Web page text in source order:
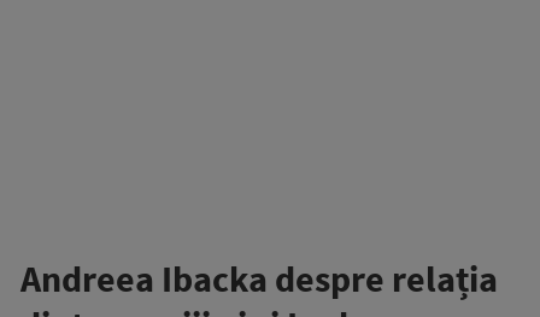
Andreea Ibacka despre relația